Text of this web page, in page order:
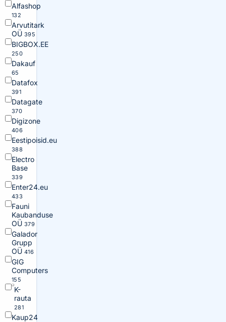
Alfashop
132
Arvutitark
OÜ 395
BIGBOX.EE
250
Dakauf
65
Datafox
391
Datagate
370
Digizone
406
Eestipoisid.eu
388
Electro
Base
339
Enter24.eu
433
Fauni
Kaubanduse
OÜ 379
Galador
Grupp
OÜ 416
GIG
Computers
155
K-
rauta
281
Kaup24